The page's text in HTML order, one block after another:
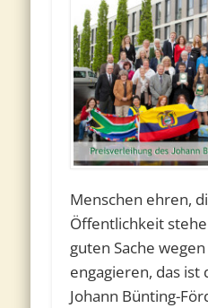
Menschen ehren,
Öffentlichkeit
guten Sache
engagieren, das ist
Johann Bünting-